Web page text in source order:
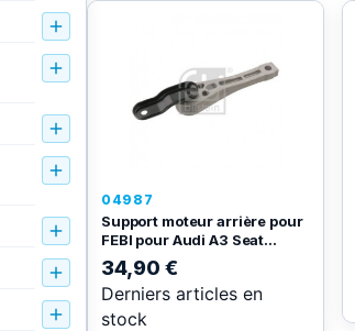
04987
Support moteur arrière pour
FEBI pour Audi A3 Seat...
34,90 €
Derniers articles en
stock






